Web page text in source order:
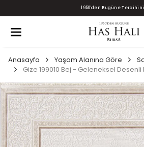
1950'den Bugüne
Anasayfa Yaşam Alanına Göre
Gize 199010 Bej - Geleneksel Desenli